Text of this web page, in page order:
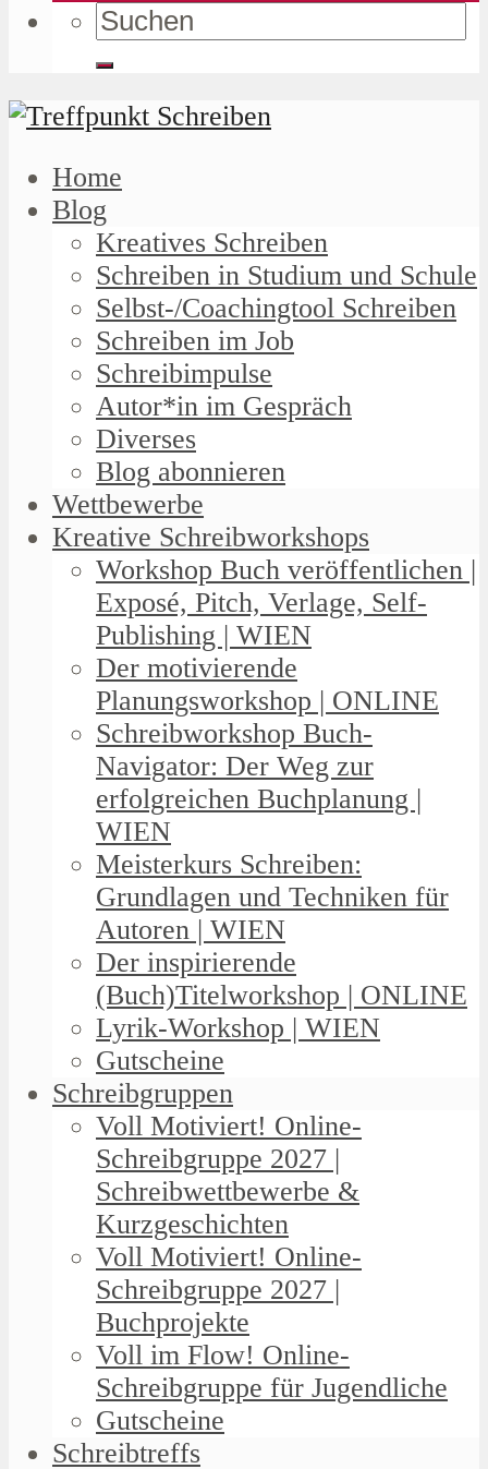
Home
Blog
Kreatives Schreiben
Schreiben in Studium und Schule
Selbst-/Coachingtool Schreiben
Schreiben im Job
Schreibimpulse
Autor*in im Gespräch
Diverses
Blog abonnieren
Wettbewerbe
Kreative Schreibworkshops
Workshop Buch veröffentlichen |
Exposé, Pitch, Verlage, Self-
Publishing | WIEN
Der motivierende
Planungsworkshop | ONLINE
Schreibworkshop Buch-
Navigator: Der Weg zur
erfolgreichen Buchplanung |
WIEN
Meisterkurs Schreiben:
Grundlagen und Techniken für
Autoren | WIEN
Der inspirierende
(Buch)Titelworkshop | ONLINE
Lyrik-Workshop | WIEN
Gutscheine
Schreibgruppen
Voll Motiviert! Online-
Schreibgruppe 2027 |
Schreibwettbewerbe &
Kurzgeschichten
Voll Motiviert! Online-
Schreibgruppe 2027 |
Buchprojekte
Voll im Flow! Online-
Schreibgruppe für Jugendliche
Gutscheine
Schreibtreffs